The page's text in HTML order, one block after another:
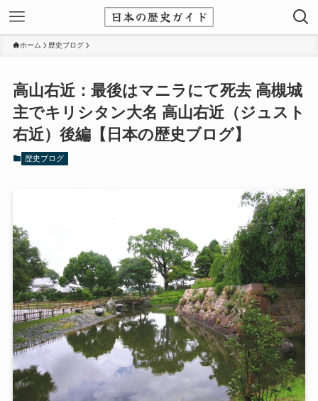
ホーム 歴史ブログ
高山右近：最後はマニラにて死去 高槻城
主でキリシタン大名 高山右近（ジュスト
右近）後編【日本の歴史ブログ】
歴史ブログ